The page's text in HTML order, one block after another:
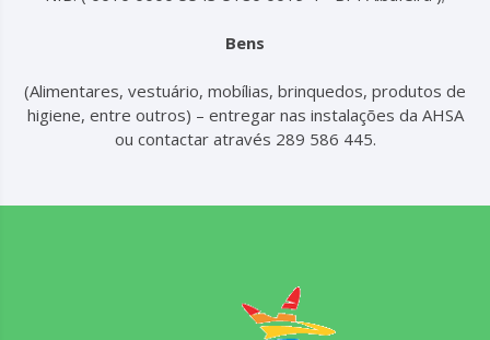
Bens
(Alimentares, vestuário, mobílias, brinquedos, produtos de
higiene, entre outros) – entregar nas instalações da AHSA
ou contactar através 289 586 445.